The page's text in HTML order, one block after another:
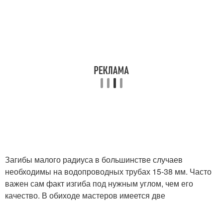
Загибы малого радиуса в большинстве случаев
необходимы на водопроводных трубах 15-38 мм. Часто
важен сам факт изгиба под нужным углом, чем его
качество. В обиходе мастеров имеется две